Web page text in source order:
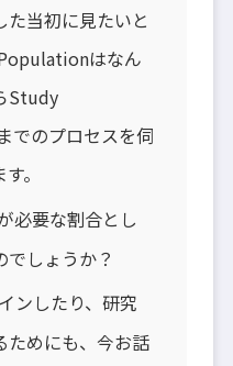
当初に見たいと
はなん
Study
でのプロセスを伺
。
必要な割合とし
しょうか？
ンしたり、研究
ためにも、今お話